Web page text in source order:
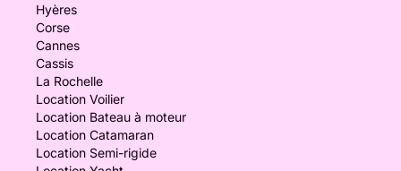
Hyères
Corse
Cannes
Cassis
La Rochelle
Location Voilier
Location Bateau à moteur
Location Catamaran
Location Semi-rigide